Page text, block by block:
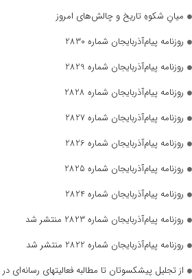
میانِ شکوهِ تاریخ و چالش‌های امروز
روزنامه پیام‌آذربایجان شماره 2830
روزنامه پیام‌آذربایجان شماره 2829
روزنامه پیام‌آذربایجان شماره 2828
روزنامه پیام‌آذربایجان شماره 2827
روزنامه پیام‌آذربایجان شماره 2826
روزنامه پیام‌آذربایجان شماره 2825
روزنامه پیام‌آذربایجان شماره 2824
روزنامه پیام‌آذربایجان شماره 2823 منتشر شد
روزنامه پیام‌آذربایجان شماره 2822 منتشر شد
از تجلیل پیشکسوتان تا مطالبه فعالیتهای رسانه‌ای